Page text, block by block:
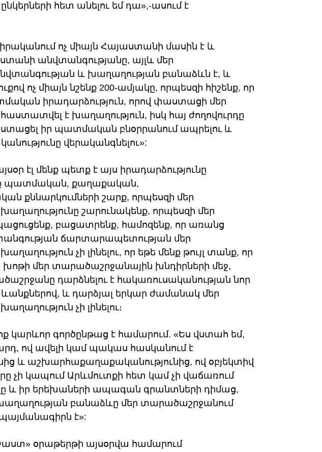
հետ անելու եմ դա»,-ասում է
ոչ միայն Հայաստանի մասին է և
անվտանգությանը, այլև մեր
և խաղաղության բանաձևն է, և
ոչ միայն նշենք 200-ամյակը, որպեսզի հիշենք, որ
իրադարձություն, որով փաստացի մեր
է խաղաղություն, իսկ հայ ժողովուրդը
ստացել իր պատմական բնօրրանում ապրելու և
վերականգնելու»:
էլ մենք պետք է այս իրադարձությունը
պատմական, քաղաքական,
քննարկումների շարք, որպեսզի մեր
շարունակենք, որպեսզի մեր
բացատրենք, համոզենք, որ առանց
ճարտարապետության մեր
չի լինելու, որ եթե մենք թույլ տանք, որ
խոթի մեր տարածաշրջանային խնդիրների մեջ,
դարձնելու է հակառուսականության նոր
և դարձյալ երկար ժամանակ մեր
չի լինելու։
կարևոր գործընթաց է համարում. «Ես վստահ եմ,
ով ավելի կամ պակաս հասկանում է
և աշխարհաքաղաքականությունից, ով օբյեկտիվ
չի կապում Արևմուտքի հետ կամ չի վաճառում
և իր երեխաների ապագան գրանտների դիմաց,
բանաձևը մեր տարածաշրջանում
պայմանագիրն է»:
օրաթերթի այսօրվա համարում